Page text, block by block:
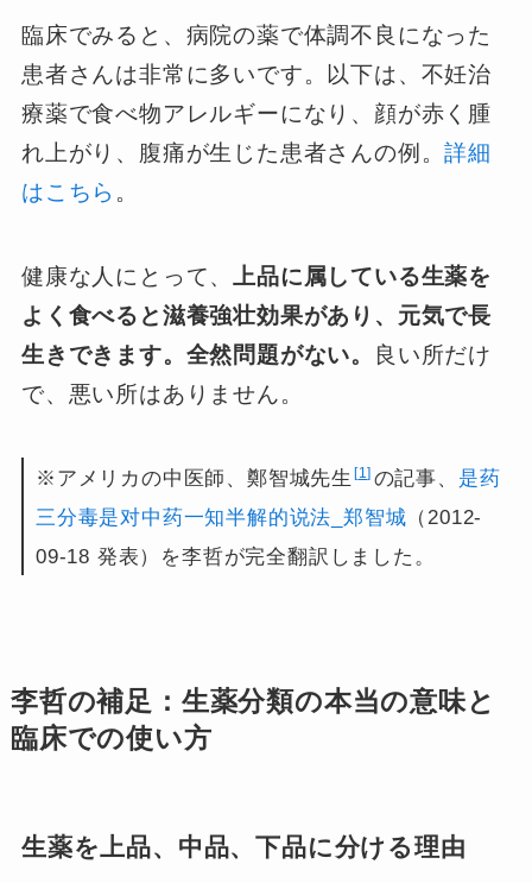
臨床でみると、病院の薬で体調不良になった
患者さんは非常に多いです。以下は、不妊治
療薬で食べ物アレルギーになり、顔が赤く腫
れ上がり、腹痛が生じた患者さんの例。詳細
はこちら 。
健康な人にとって、上品に属している生薬を
よく食べると滋養強壮効果があり、元気で長
生きできます。全然問題がない。
良い所だけ
で、悪い所はありません。
※アメリカの中医師、鄭智城先生 1 の記事、 是药
三分毒是对中药一知半解的说法_郑智城 （2012-
09-18 発表）を李哲が完全翻訳しました。
李哲の補足：生薬分類の本当の意味と
臨床での使い方
生薬を上品、中品、下品に分ける理由